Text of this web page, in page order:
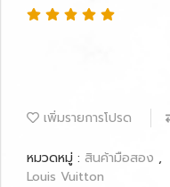
เพิ่มรายการโปรด
หมวดหมู่ : สินค้ามือสอง ,
Louis Vuitton